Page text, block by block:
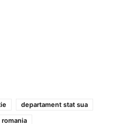
departament stat sua
romania